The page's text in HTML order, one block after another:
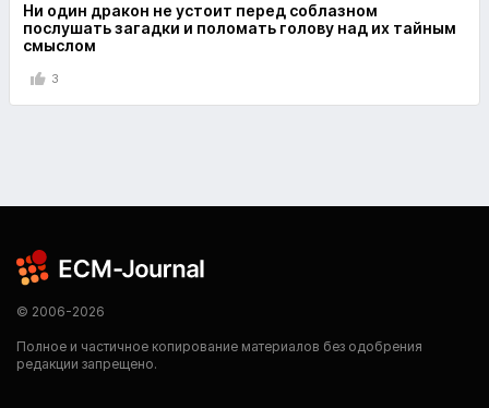
Ни один дракон не устоит перед соблазном
послушать загадки и поломать голову над их тайным
смыслом
3
© 2006-2026
Полное и частичное копирование материалов без одобрения
редакции запрещено.